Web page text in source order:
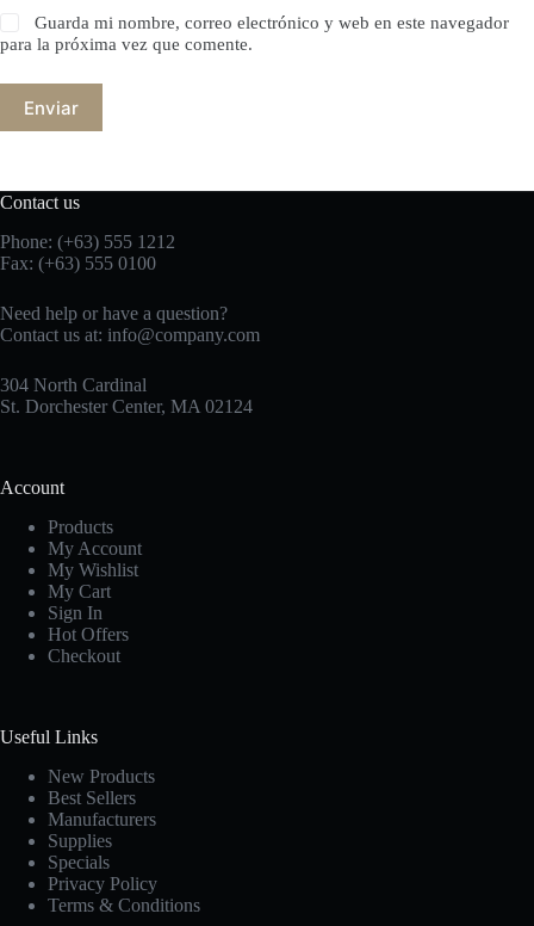
Guarda mi nombre, correo electrónico y web en este navegador
para la próxima vez que comente.
Enviar
Contact us
Phone: (+63) 555 1212
Fax: (+63) 555 0100
Need help or have a question?
Contact us at: info@company.com
304 North Cardinal
St. Dorchester Center, MA 02124
Account
Products
My Account
My Wishlist
My Cart
Sign In
Hot Offers
Checkout
Useful Links
New Products
Best Sellers
Manufacturers
Supplies
Specials
Privacy Policy
Terms & Conditions